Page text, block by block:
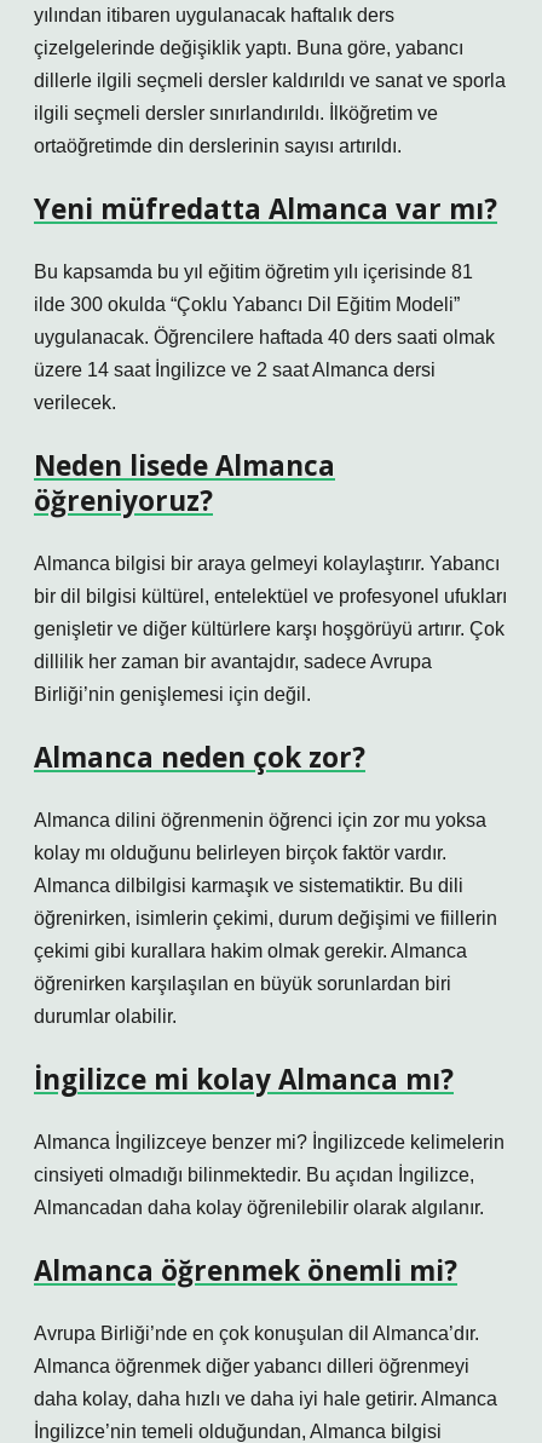
yılından itibaren uygulanacak haftalık ders
çizelgelerinde değişiklik yaptı. Buna göre, yabancı
dillerle ilgili seçmeli dersler kaldırıldı ve sanat ve sporla
ilgili seçmeli dersler sınırlandırıldı. İlköğretim ve
ortaöğretimde din derslerinin sayısı artırıldı.
Yeni müfredatta Almanca var mı?
Bu kapsamda bu yıl eğitim öğretim yılı içerisinde 81
ilde 300 okulda “Çoklu Yabancı Dil Eğitim Modeli”
uygulanacak. Öğrencilere haftada 40 ders saati olmak
üzere 14 saat İngilizce ve 2 saat Almanca dersi
verilecek.
Neden lisede Almanca
öğreniyoruz?
Almanca bilgisi bir araya gelmeyi kolaylaştırır. Yabancı
bir dil bilgisi kültürel, entelektüel ve profesyonel ufukları
genişletir ve diğer kültürlere karşı hoşgörüyü artırır. Çok
dillilik her zaman bir avantajdır, sadece Avrupa
Birliği’nin genişlemesi için değil.
Almanca neden çok zor?
Almanca dilini öğrenmenin öğrenci için zor mu yoksa
kolay mı olduğunu belirleyen birçok faktör vardır.
Almanca dilbilgisi karmaşık ve sistematiktir. Bu dili
öğrenirken, isimlerin çekimi, durum değişimi ve fiillerin
çekimi gibi kurallara hakim olmak gerekir. Almanca
öğrenirken karşılaşılan en büyük sorunlardan biri
durumlar olabilir.
İngilizce mi kolay Almanca mı?
Almanca İngilizceye benzer mi? İngilizcede kelimelerin
cinsiyeti olmadığı bilinmektedir. Bu açıdan İngilizce,
Almancadan daha kolay öğrenilebilir olarak algılanır.
Almanca öğrenmek önemli mi?
Avrupa Birliği’nde en çok konuşulan dil Almanca’dır.
Almanca öğrenmek diğer yabancı dilleri öğrenmeyi
daha kolay, daha hızlı ve daha iyi hale getirir. Almanca
İngilizce’nin temeli olduğundan, Almanca bilgisi